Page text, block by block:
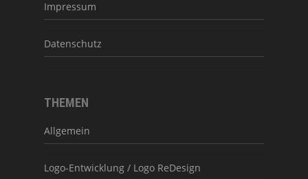
Impressum
Datenschutz
THEMEN
Allgemein
Logo-Entwicklung / Logo ReDesign